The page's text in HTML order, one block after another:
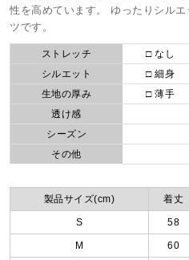
性を高めています。 ゆったりシル
ツです。
ストレッチ □ なし
シルエット
□ 細身
生地の厚み
□ 薄手
透け感
シーズン
その他
製品サイズ(cm) 着丈
S 58
M 60